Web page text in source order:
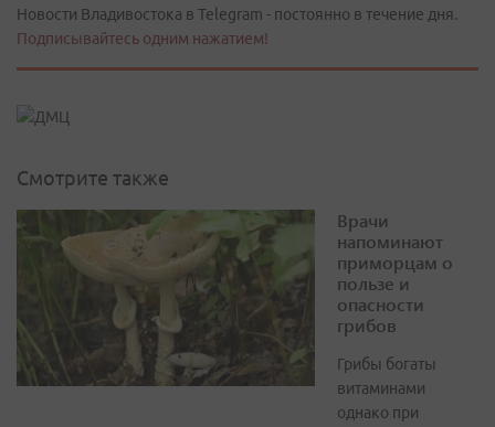
Новости Владивостока в Telegram - постоянно в течение дня.
Подписывайтесь одним нажатием!
Смотрите также
Врачи
напоминают
приморцам о
пользе и
опасности
грибов
Грибы богаты
витаминами
однако при